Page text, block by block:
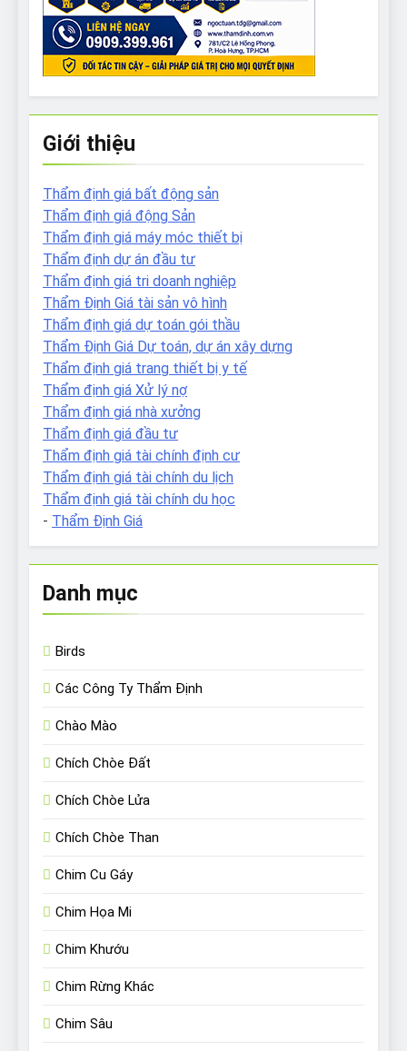
Giới thiệu
Thẩm định giá bất động sản
Thẩm định giá động Sản
Thẩm định giá máy móc thiết bị
Thẩm định dự án đầu tư
Thẩm định giá tri doanh nghiệp
Thẩm Định Giá tài sản vô hình
Thẩm định giá dự toán gói thầu
Thẩm Định Giá Dự toán, dự án xây dựng
Thẩm định giá trang thiết bị y tế
Thẩm định giá Xử lý nợ
Thẩm định giá nhà xưởng
Thẩm định giá đầu tư
Thẩm định giá tài chính định cư
Thẩm định giá tài chính du lịch
Thẩm định giá tài chính du học
- Thẩm Định Giá
Danh mục
Birds
Các Công Ty Thẩm Định
Chào Mào
Chích Chòe Đất
Chích Chòe Lửa
Chích Chòe Than
Chim Cu Gáy
Chim Họa Mi
Chim Khướu
Chim Rừng Khác
Chim Sâu